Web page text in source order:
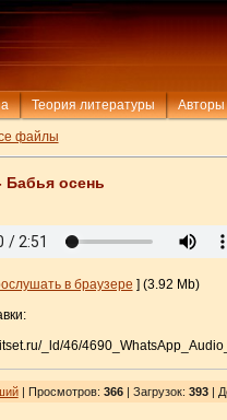
Теория литературы Авторы
файлы
осень
в браузере ] (3.92 Mb)
_ld/46/
| Просмотров: 366| Загрузок: 393|